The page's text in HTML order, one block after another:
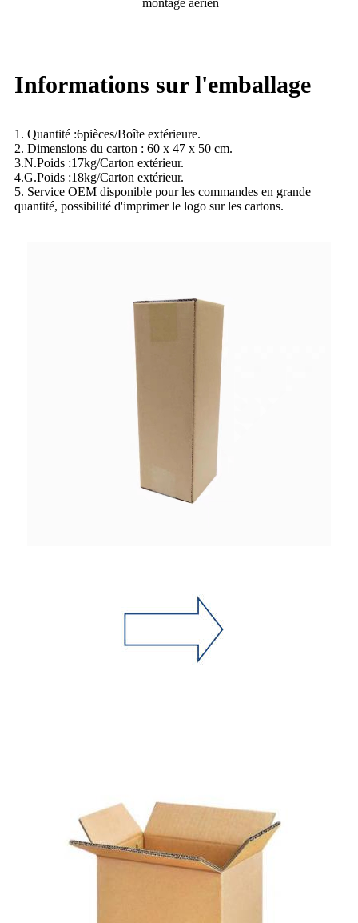
montage aérien
Informations sur l'emballage
1. Quantité :6pièces/Boîte extérieure.
2. Dimensions du carton : 60 x 47 x 50 cm.
3.N.Poids :17kg/Carton extérieur.
4.G.Poids :18kg/Carton extérieur.
5. Service OEM disponible pour les commandes en grande
quantité, possibilité d'imprimer le logo sur les cartons.